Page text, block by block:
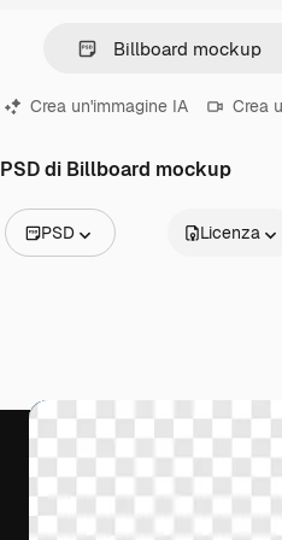
Crea un'immagine IA Crea
PSD di Billboard mockup
PSD
Video
Icone
Modelli 3D
Licenza